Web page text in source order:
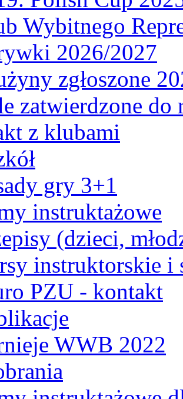
Wybitnego
2026/2027
zgłoszone
zatwierdzone
z klubami
gry 3+1
instruktażowe
(dzieci,
instruktorskie i
PZU - kontakt
WWB 2022